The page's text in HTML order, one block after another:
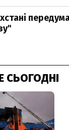
СЬОГОДНІ